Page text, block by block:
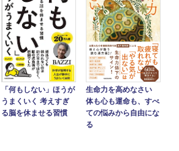
「何もしない」ほうが
うまくいく 考えすぎ
る脳を休ませる習慣
生命力を高めなさい
体も心も運命も、すべ
ての悩みから自由にな
る